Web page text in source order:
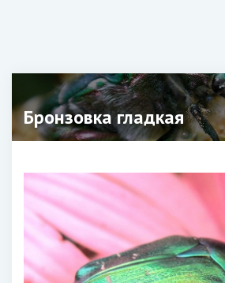
Бронзовка гладкая